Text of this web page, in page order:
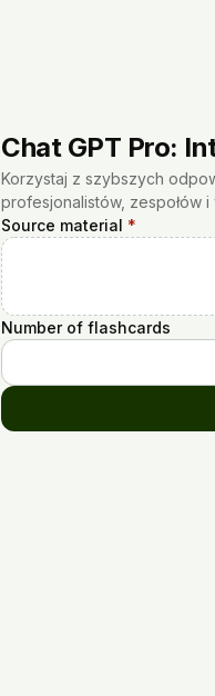
Chat GPT Pro:
Korzystaj z szybszych
profesjonalistów, zespołów
Source material *
Number of flashcards